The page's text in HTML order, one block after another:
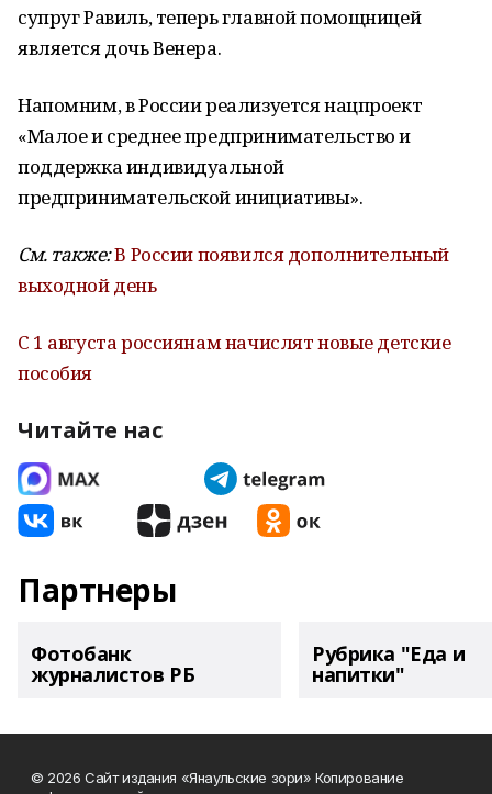
супруг Равиль, теперь главной помощницей
является дочь Венера.
Напомним, в России реализуется нацпроект
«Малое и среднее предпринимательство и
поддержка индивидуальной
предпринимательской инициативы».
См. также:В России появился дополнительный
выходной день
С 1 августа россиянам начислят новые детские
пособия
Читайте нас
Партнеры
Фотобанк
журналистов РБ
Рубрика "Еда и
напитки"
© 2026 Сайт издания «Янаульские зори» Копирование